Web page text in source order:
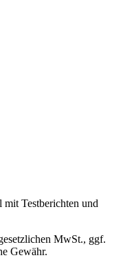
mit Testberichten und
MwSt., ggf.
Gewähr.